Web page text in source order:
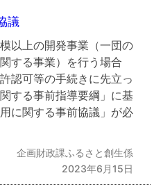
議
以上の開発事業（一団の
する事業）を行う場合
認可等の手続きに先立っ
する事前指導要綱」に基
に関する事前協議」が必
企画財政課ふるさと創生係
2023年6月15日